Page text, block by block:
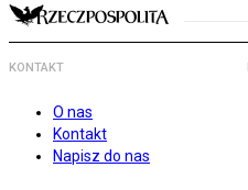
KONTAKT
O nas
Kontakt
Napisz do nas